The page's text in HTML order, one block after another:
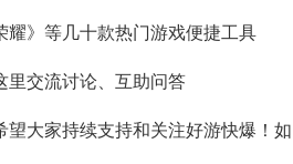
》等几十款热门游戏便捷工具
交流讨论、互助问答
大家持续支持和关注好游快爆！如